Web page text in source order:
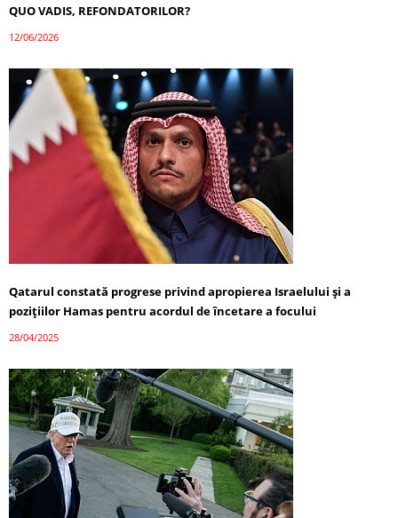
QUO VADIS, REFONDATORILOR?
12/06/2026
Qatarul constată progrese privind apropierea Israelului și a
pozițiilor Hamas pentru acordul de încetare a focului
28/04/2025